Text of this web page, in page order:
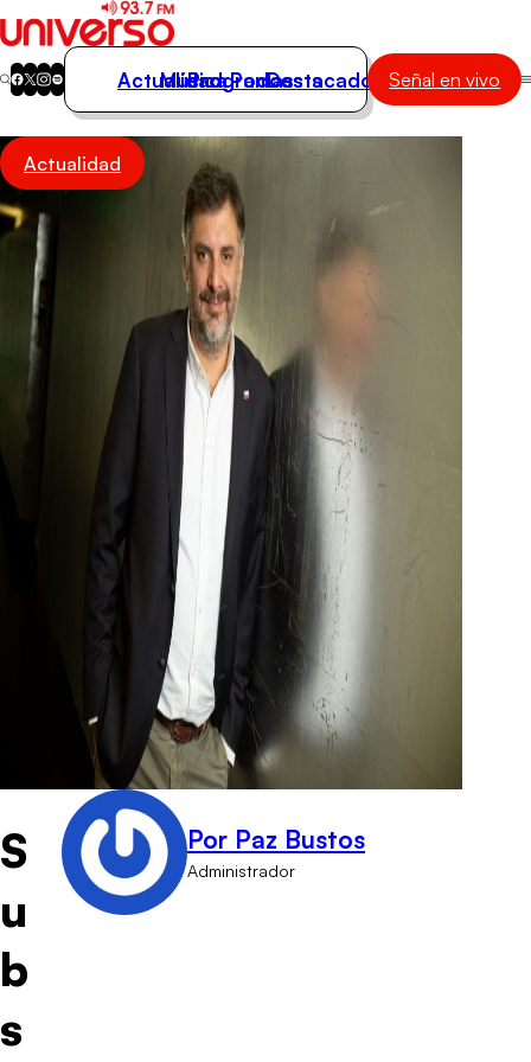
Actualidad
Música
Programas
Podcasts
Destacados
Actualidad
Música
Programas
Podcasts
Destacados Señal en vivo
Actualidad
S
u
b
s
Por Paz Bustos
Administrador